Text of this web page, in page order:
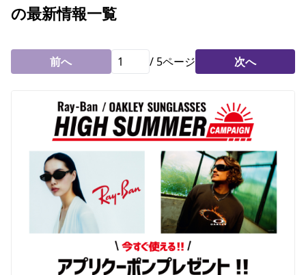
サーフTOP
スノーTOP
CONTENTS
ブランド一覧
スタッフスナップ
SUPPORT
ご利用ガイド
会員ランク
店頭受取サービス
ギフトラッピング
アフターサポート
下取り保証について
よくある質問
の最新情報一覧
前へ / 5ページ 次へ